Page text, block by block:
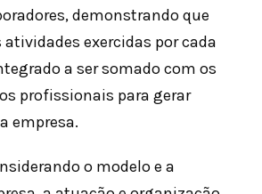
demonstrando que
exercidas por cada
a ser somado com os
profissionais para gerar
empresa.
o modelo e a